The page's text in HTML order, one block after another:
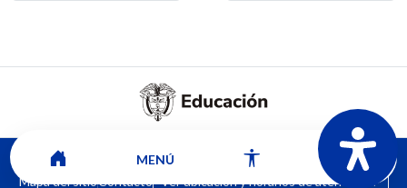
Mapa del sitioContacto Ver ubicación y horarios de atención
MENÚ